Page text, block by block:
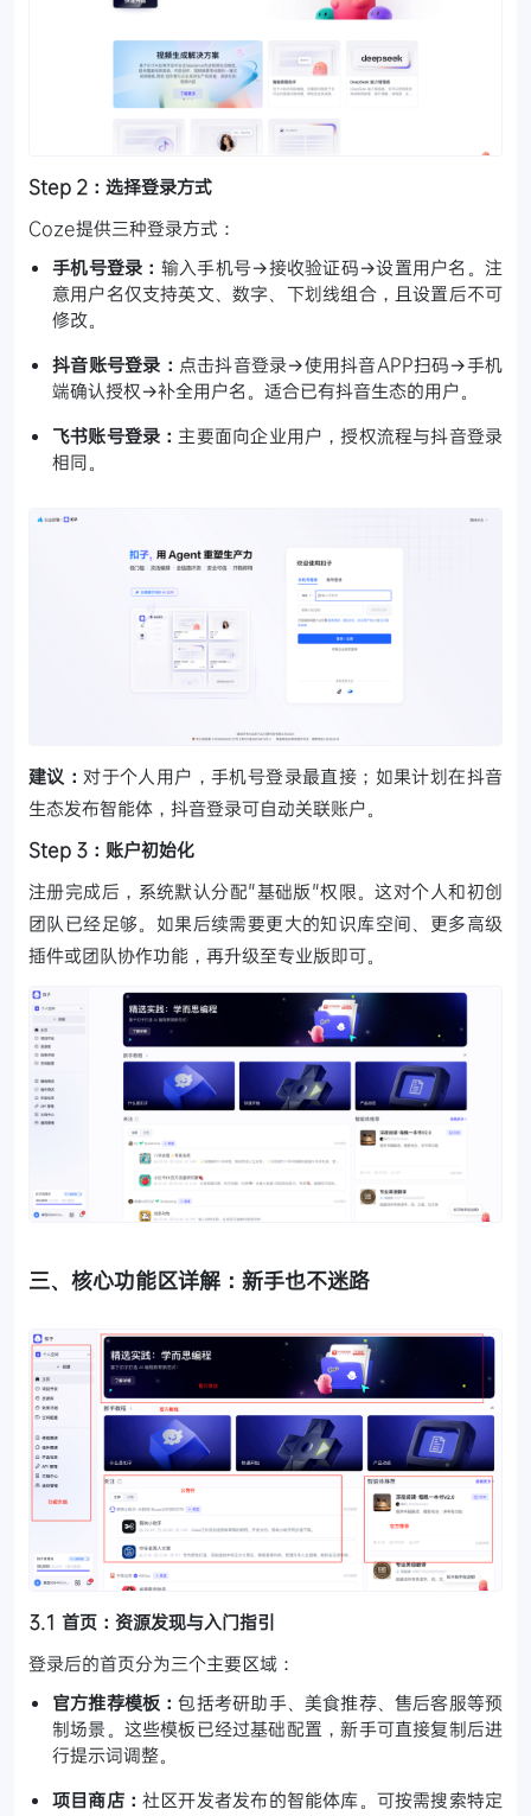
Step 2：选择登录方式
Coze提供三种登录方式：
手机号登录： 输入手机号→接收验证码→设置用户名。注
意用户名仅支持英文、数字、下划线组合，且设置后不可
修改。
抖音账号登录： 点击抖音登录→使用抖音APP扫码→手机
端确认授权→补全用户名。适合已有抖音生态的用户。
飞书账号登录： 主要面向企业用户，授权流程与抖音登录
相同。
建议： 对于个人用户，手机号登录最直接；如果计划在抖音
生态发布智能体，抖音登录可自动关联账户。
Step 3：账户初始化
注册完成后，系统默认分配"基础版"权限。这对个人和初创
团队已经足够。如果后续需要更大的知识库空间、更多高级
插件或团队协作功能，再升级至专业版即可。
三、核心功能区详解：新手也不迷路
3.1 首页：资源发现与入门指引
登录后的首页分为三个主要区域：
官方推荐模板：包括考研助手、美食推荐、售后客服等预
制场景。这些模板已经过基础配置，新手可直接复制后进
行提示词调整。
项目商店：社区开发者发布的智能体库。可按需搜索特定